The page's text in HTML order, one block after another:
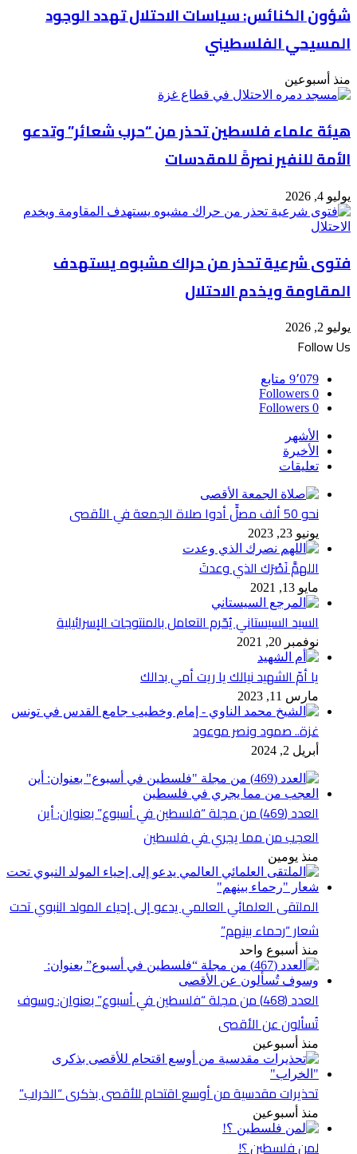
شؤون الكنائس: سياسات الاحتلال تهدد الوجود
المسيحي الفلسطيني
منذ أسبوعين
هيئة علماء فلسطين تحذر من “حرب شعائر” وتدعو
الأمة للنفير نصرةً للمقدسات
يوليو 4, 2026
فتوى شرعية تحذر من حراك مشبوه يستهدف
المقاومة ويخدم الاحتلال
يوليو 2, 2026
Follow Us
9٬079 متابع
0
Followers
0
Followers
الأشهر
الأخيرة
تعليقات
نحو 50 ألف مصلٍّ أدوا صلاة الجمعة في الأقصى
يونيو 23, 2023
اللهمَّ نَصْرَك الذي وعدتَ
مايو 13, 2021
السيد السيستاني يُحّرم التعامل بالمنتوجات الإسرائيلية
نوفمبر 20, 2021
يا أمّ الشهيد نيالك يا ريت أمي بدالك
مارس 11, 2023
غزة.. صمود ونصر موعود
أبريل 2, 2024
العدد (469) من مجلة “فلسطين في أسبوع” بعنوان: أين
العجب من مما يجري في فلسطين
منذ يومين
الملتقى العلمائي العالمي يدعو إلى إحياء المولد النبوي تحت
شعار “رحماء بينهم”
منذ أسبوع واحد
العدد (468) من مجلة “فلسطين في أسبوع” بعنوان: وسوف
تُسألون عن الأقصى
منذ أسبوعين
تحذيرات مقدسية من أوسع اقتحام للأقصى بذكرى “الخراب”
منذ أسبوعين
لمن فلسطين ؟!